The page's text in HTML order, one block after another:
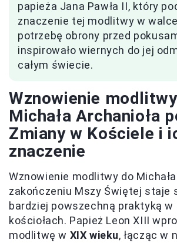
papieża Jana Pawła II, który
znaczenie tej modlitwy w walce
potrzebę obrony przed
inspirowało wiernych do jej
całym świecie.
Wznowienie
Michała Archanioła
Zmiany w Kościele i
znaczenie
Wznowienie modlitwy do
zakończeniu Mszy Świętej staje
bardziej powszechną praktyką w
kościołach. Papież Leon XIII
modlitwę w XIX wieku, łącząc w